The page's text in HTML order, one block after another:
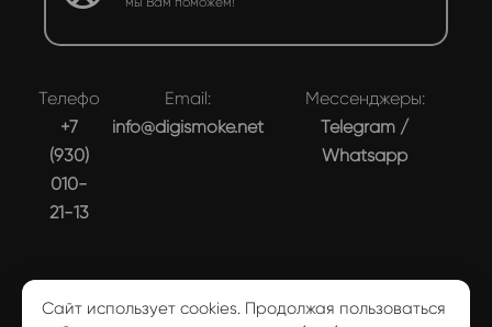
Телефон:
+7
(930)
010-
21-13
Email:
info@digismoke.net
Мессенджеры:
Telegram /
Whatsapp
Сайт использует cookies. Продолжая пользоваться